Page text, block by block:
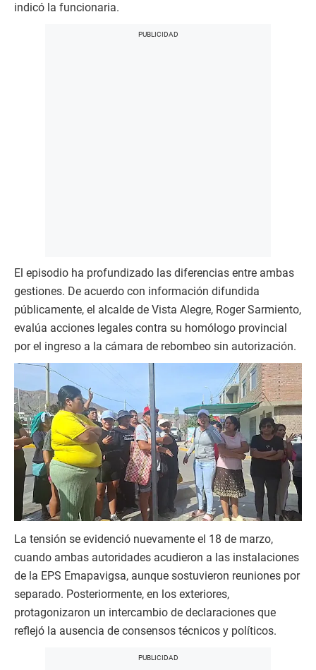
indicó la funcionaria.
El episodio ha profundizado las diferencias entre ambas
gestiones. De acuerdo con información difundida
públicamente, el alcalde de Vista Alegre, Roger Sarmiento,
evalúa acciones legales contra su homólogo provincial
por el ingreso a la cámara de rebombeo sin autorización.
La tensión se evidenció nuevamente el 18 de marzo,
cuando ambas autoridades acudieron a las instalaciones
de la EPS Emapavigsa, aunque sostuvieron reuniones por
separado. Posteriormente, en los exteriores,
protagonizaron un intercambio de declaraciones que
reflejó la ausencia de consensos técnicos y políticos.